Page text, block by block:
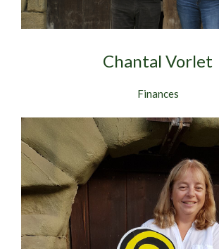
Chantal Vorlet
Finances